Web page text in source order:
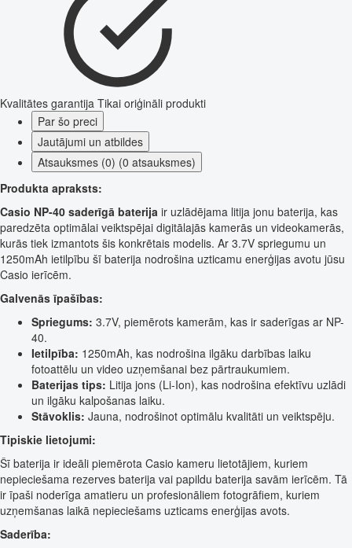
Kvalitātes garantija Tikai oriģināli produkti
Par šo preci
Jautājumi un atbildes
Atsauksmes (0) (0 atsauksmes)
Produkta apraksts:
Casio NP-40 saderīgā baterija ir uzlādējama litija jonu baterija, kas
paredzēta optimālai veiktspējai digitālajās kamerās un videokamerās,
kurās tiek izmantots šis konkrētais modelis. Ar 3.7V spriegumu un
1250mAh ietilpību šī baterija nodrošina uzticamu enerģijas avotu jūsu
Casio ierīcēm.
Galvenās īpašības:
Spriegums: 3.7V, piemērots kamerām, kas ir saderīgas ar NP-
40.
Ietilpība: 1250mAh, kas nodrošina ilgāku darbības laiku
fotoattēlu un video uzņemšanai bez pārtraukumiem.
Baterijas tips: Litija jons (Li-Ion), kas nodrošina efektīvu uzlādi
un ilgāku kalpošanas laiku.
Stāvoklis: Jauna, nodrošinot optimālu kvalitāti un veiktspēju.
Tipiskie lietojumi:
Šī baterija ir ideāli piemērota Casio kameru lietotājiem, kuriem
nepieciešama rezerves baterija vai papildu baterija savām ierīcēm. Tā
ir īpaši noderīga amatieru un profesionāliem fotogrāfiem, kuriem
uzņemšanas laikā nepieciešams uzticams enerģijas avots.
Saderība: